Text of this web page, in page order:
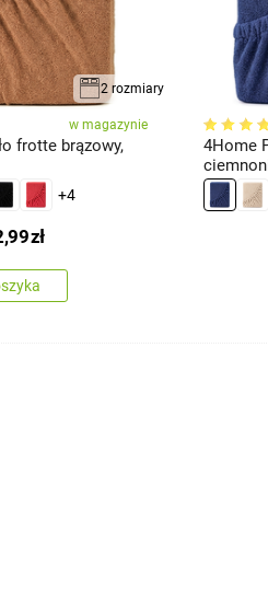
2 rozmiary
w magazynie
frotte brązowy,
+4
zł
4Home